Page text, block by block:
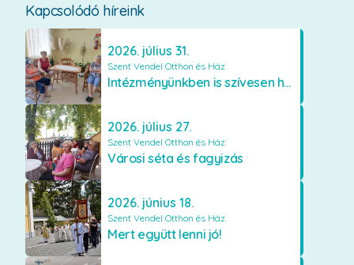
Kapcsolódó híreink
2026. július 31.
Szent Vendel Otthon és Ház
Intézményünkben is szívesen használják a VR szemüveget
2026. július 27.
Szent Vendel Otthon és Ház
Városi séta és fagyizás
2026. június 18.
Szent Vendel Otthon és Ház
Mert együtt lenni jó!